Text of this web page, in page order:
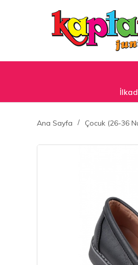
Ana Sayfa Çocuk (26-36